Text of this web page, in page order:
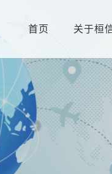
首页 关于桓